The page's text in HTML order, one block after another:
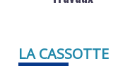
LA CASSOTTE